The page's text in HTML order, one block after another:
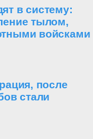
в систему:
тылом,
войсками
после
стали